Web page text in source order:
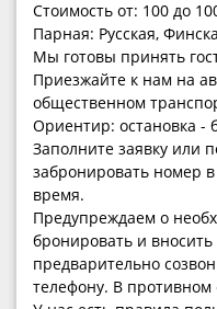
Стоимость от: 100 до
Парная: Русская,
Мы готовы принять
Приезжайте к нам на
общественном
Ориентир: остановка -
Заполните заявку или
забронировать номер
время.
Предупреждаем о
бронировать и
предварительно
телефону. В противном